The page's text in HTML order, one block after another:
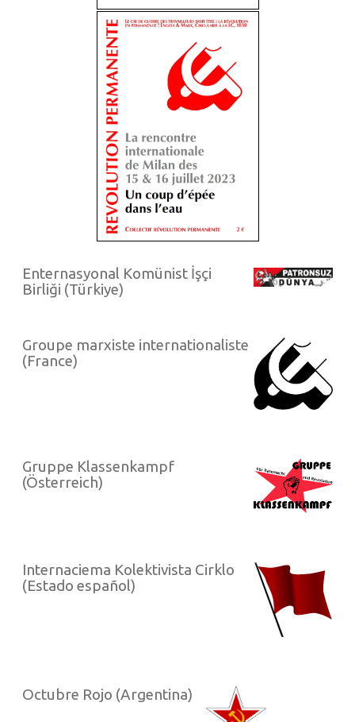
Enternasyonal Komünist İşçi
Birliği (Türkiye)
Groupe marxiste internationaliste
(France)
Gruppe Klassenkampf
(Österreich)
Internaciema Kolektivista Cirklo
(Estado español)
Octubre Rojo (Argentina)